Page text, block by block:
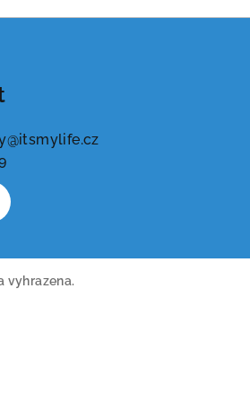
@itsmylife.cz
vyhrazena.